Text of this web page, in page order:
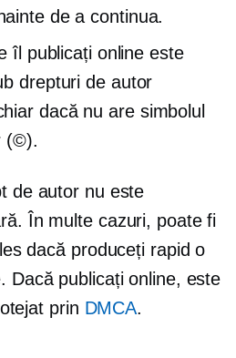
de a continua.
îl publicați online este
drepturi de autor
dacă nu are simbolul
(©).
de autor nu este
În multe cazuri, poate fi
dacă produceți rapid o
Dacă publicați online, este
prin DMCA.